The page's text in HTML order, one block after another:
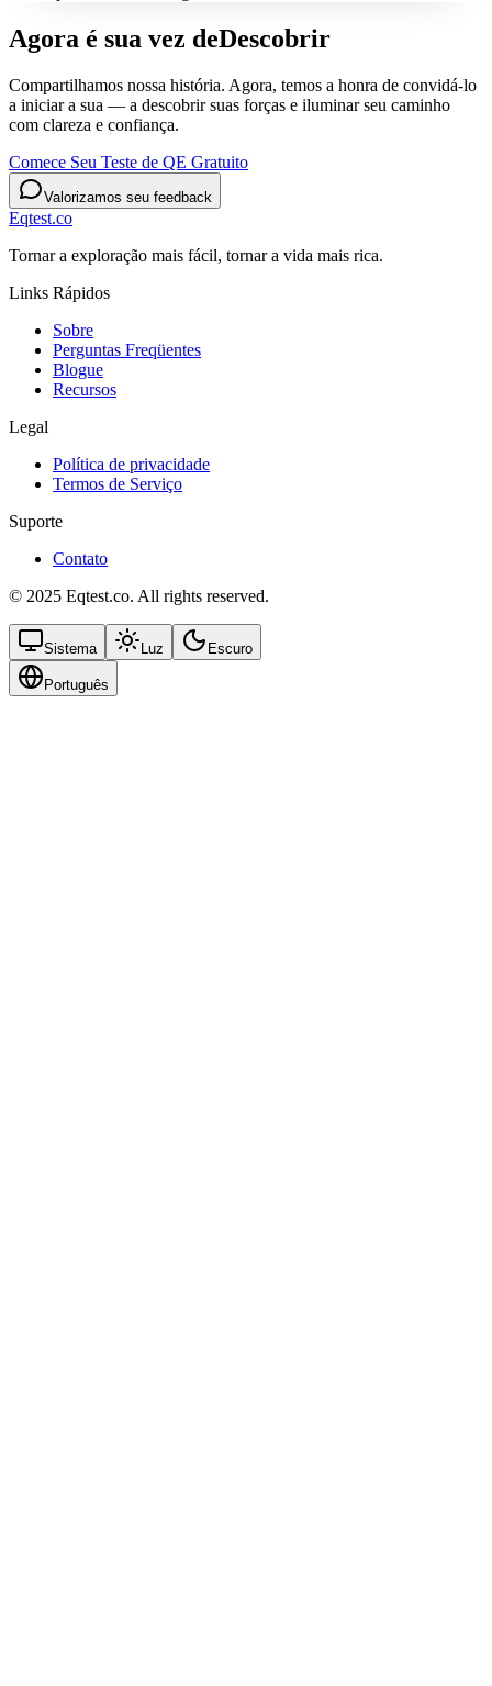
Agora é sua vez deDescobrir
Compartilhamos nossa história. Agora, temos a honra de convidá-lo
a iniciar a sua — a descobrir suas forças e iluminar seu caminho
com clareza e confiança.
Comece Seu Teste de QE Gratuito
Valorizamos seu feedback
Eqtest.co
Tornar a exploração mais fácil, tornar a vida mais rica.
Links Rápidos
Sobre
Perguntas Freqüentes
Blogue
Recursos
Legal
Política de privacidade
Termos de Serviço
Suporte
Contato
© 2025 Eqtest.co. All rights reserved.
Sistema Luz Escuro
Português